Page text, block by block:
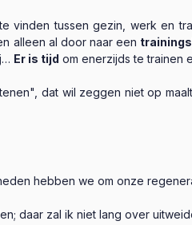
tussen gezin, werk en
alleen al door naar een
Er is tijd om enerzijds te trainen
dat wil zeggen niet op
hebben we om onze
daar zal ik niet lang over